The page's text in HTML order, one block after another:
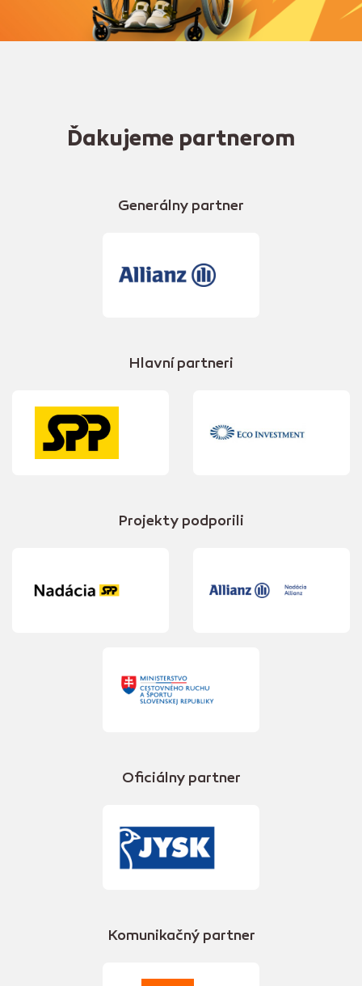
Ďakujeme partnerom
Generálny partner
Hlavní partneri
Projekty podporili
Oficiálny partner
Komunikačný partner